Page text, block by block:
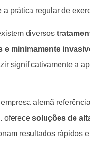
a prática regular de
diversos
e minimamente
significativamente a
empresa alemã
oferece soluções de
resultados rápidos